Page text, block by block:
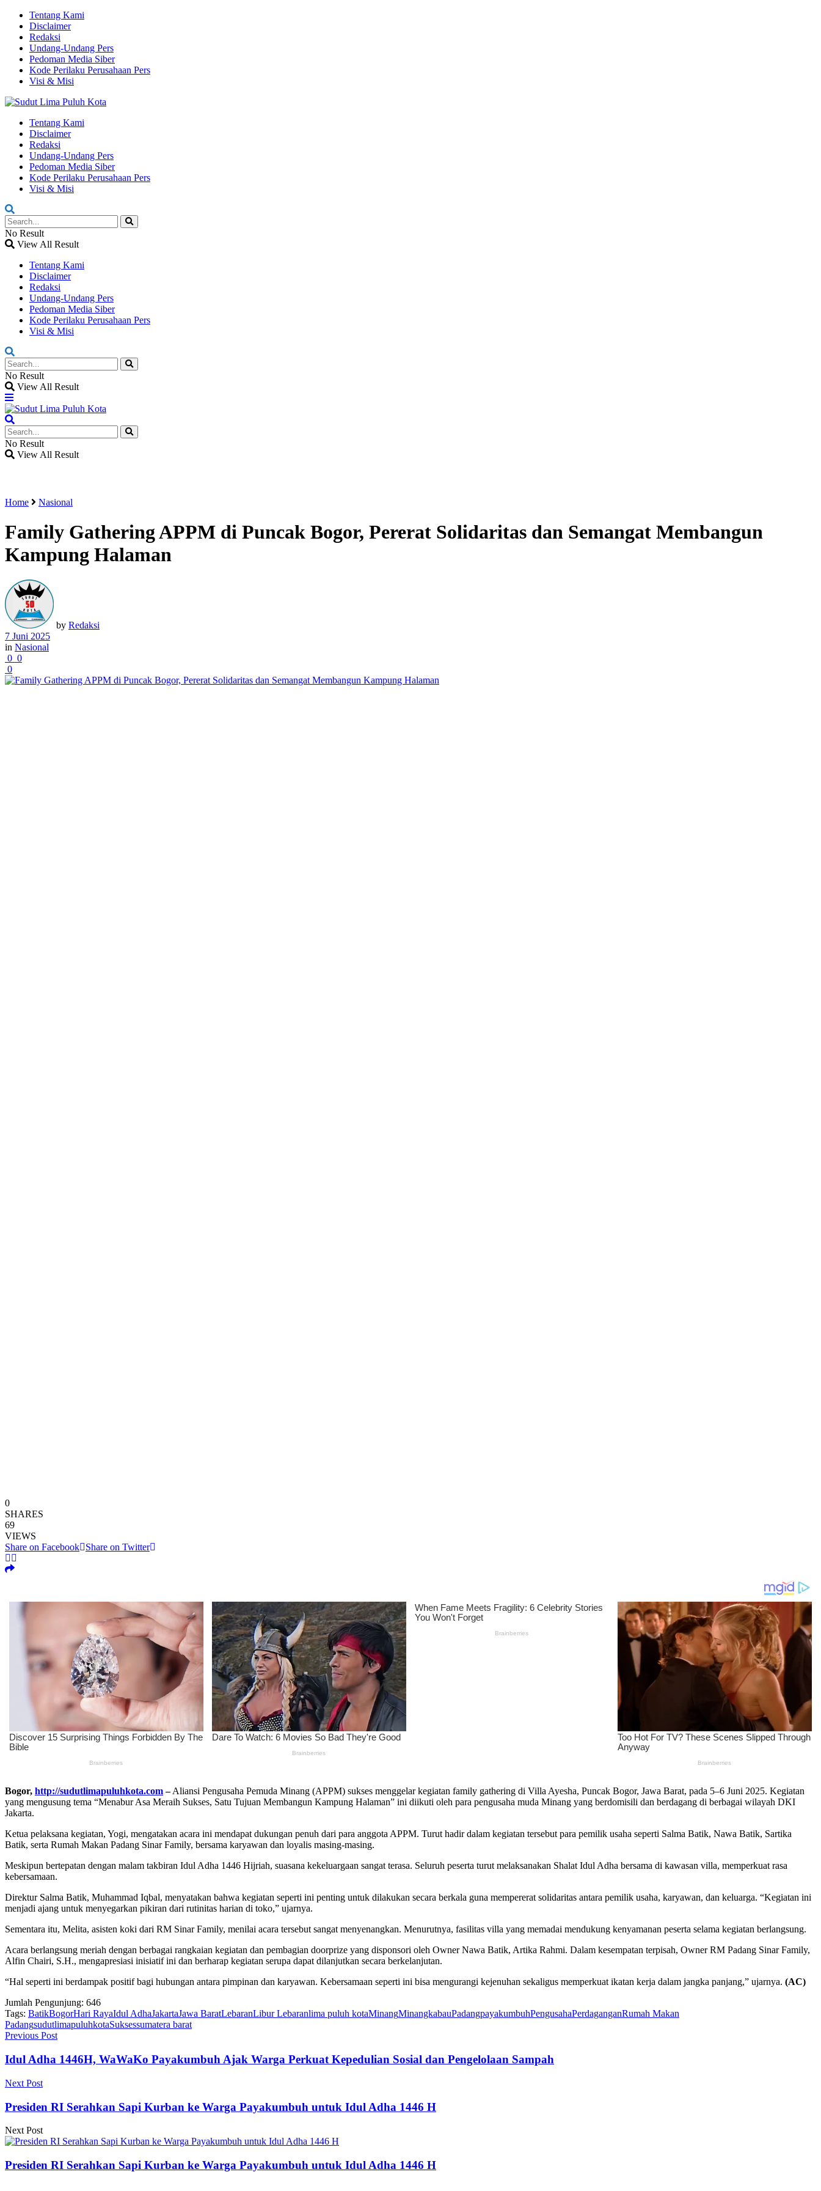
Tentang Kami
Disclaimer
Redaksi
Undang-Undang Pers
Pedoman Media Siber
Kode Perilaku Perusahaan Pers
Visi & Misi
Tentang Kami
Disclaimer
Redaksi
Undang-Undang Pers
Pedoman Media Siber
Kode Perilaku Perusahaan Pers
Visi & Misi
No Result
View All Result
Tentang Kami
Disclaimer
Redaksi
Undang-Undang Pers
Pedoman Media Siber
Kode Perilaku Perusahaan Pers
Visi & Misi
No Result
View All Result
No Result
View All Result
Home Nasional
Family Gathering APPM di Puncak Bogor, Pererat Solidaritas dan Semangat Membangun
Kampung Halaman
by Redaksi
7 Juni 2025
in Nasional
0 0
0
0
SHARES
69
VIEWS
Share on Facebook
Share on Twitter
Bogor, http://sudutlimapuluhkota.com–Aliansi Pengusaha Pemuda Minang (APPM) sukses menggelar kegiatan family gathering di Villa Ayesha, Puncak Bogor, Jawa Barat, pada 5–6 Juni 2025. Kegiatan
yang mengusung tema “Menabur Asa Meraih Sukses, Satu Tujuan Membangun Kampung Halaman” ini diikuti oleh para pengusaha muda Minang yang berdomisili dan berdagang di berbagai wilayah DKI
Jakarta.
Ketua pelaksana kegiatan, Yogi, mengatakan acara ini mendapat dukungan penuh dari para anggota APPM. Turut hadir dalam kegiatan tersebut para pemilik usaha seperti Salma Batik, Nawa Batik, Sartika
Batik, serta Rumah Makan Padang Sinar Family, bersama karyawan dan loyalis masing-masing.
Meskipun bertepatan dengan malam takbiran Idul Adha 1446 Hijriah, suasana kekeluargaan sangat terasa. Seluruh peserta turut melaksanakan Shalat Idul Adha bersama di kawasan villa, memperkuat rasa
kebersamaan.
Direktur Salma Batik, Muhammad Iqbal, menyatakan bahwa kegiatan seperti ini penting untuk dilakukan secara berkala guna mempererat solidaritas antara pemilik usaha, karyawan, dan keluarga. “Kegiatan ini
menjadi ajang untuk menyegarkan pikiran dari rutinitas harian di toko,” ujarnya.
Sementara itu, Melita, asisten koki dari RM Sinar Family, menilai acara tersebut sangat menyenangkan. Menurutnya, fasilitas villa yang memadai mendukung kenyamanan peserta selama kegiatan berlangsung.
Acara berlangsung meriah dengan berbagai rangkaian kegiatan dan pembagian doorprize yang disponsori oleh Owner Nawa Batik, Artika Rahmi. Dalam kesempatan terpisah, Owner RM Padang Sinar Family,
Alfin Chairi, S.H., mengapresiasi inisiatif ini dan berharap kegiatan serupa dapat dilanjutkan secara berkelanjutan.
“Hal seperti ini berdampak positif bagi hubungan antara pimpinan dan karyawan. Kebersamaan seperti ini bisa mengurangi kejenuhan sekaligus memperkuat ikatan kerja dalam jangka panjang,” ujarnya. (AC)
Jumlah Pengunjung: 646
Tags: BatikBogorHari RayaIdul AdhaJakartaJawa BaratLebaranLibur Lebaranlima puluh kotaMinangMinangkabauPadangpayakumbuhPengusahaPerdaganganRumah Makan
PadangsudutlimapuluhkotaSuksessumatera barat
Previous Post
Idul Adha 1446H, WaWaKo Payakumbuh Ajak Warga Perkuat Kepedulian Sosial dan Pengelolaan Sampah
Next Post
Presiden RI Serahkan Sapi Kurban ke Warga Payakumbuh untuk Idul Adha 1446 H
Next Post
Presiden RI Serahkan Sapi Kurban ke Warga Payakumbuh untuk Idul Adha 1446 H